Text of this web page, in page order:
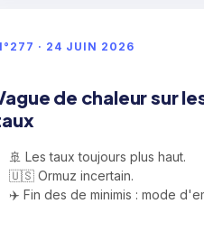
· 24 JUIN 2026
de chaleur sur
🚢 Les taux toujours plus haut.
🇺🇸 Ormuz incertain.
✈️ Fin des de minimis : mode